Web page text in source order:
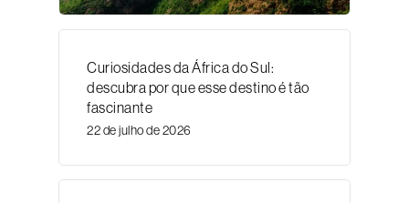
Curiosidades da África do Sul:
descubra por que esse destino é tão
fascinante
22 de julho de 2026